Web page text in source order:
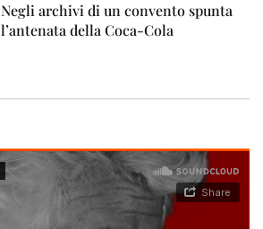
Negli archivi di un convento spunta
l’antenata della Coca-Cola